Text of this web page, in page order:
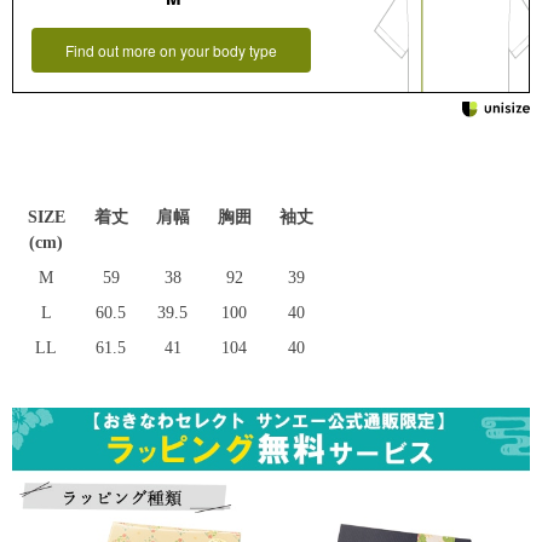
Find out more on your body type
SIZE
(cm)
着丈 肩幅 胸囲 袖丈
M 59 38 92
39
L
60.5 39.5 100
40
LL
61.5 41 104 40